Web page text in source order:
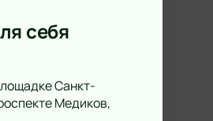
себя
Санкт-
Медиков,